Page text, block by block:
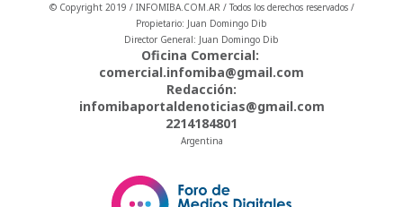
© Copyright 2019 / INFOMIBA.COM.AR / Todos los derechos reservados /
Propietario: Juan Domingo Dib
Director General: Juan Domingo Dib
Oficina Comercial:
comercial.infomiba@gmail.com
Redacción:
infomibaportaldenoticias@gmail.com
2214184801
Argentina